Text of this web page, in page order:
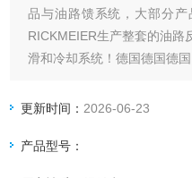
品与油路馈系统，大部分产
RICKMEIER生产整套的油路
滑和冷却系统！德国德国德
更新时间： 2026-06-23
产品型号：